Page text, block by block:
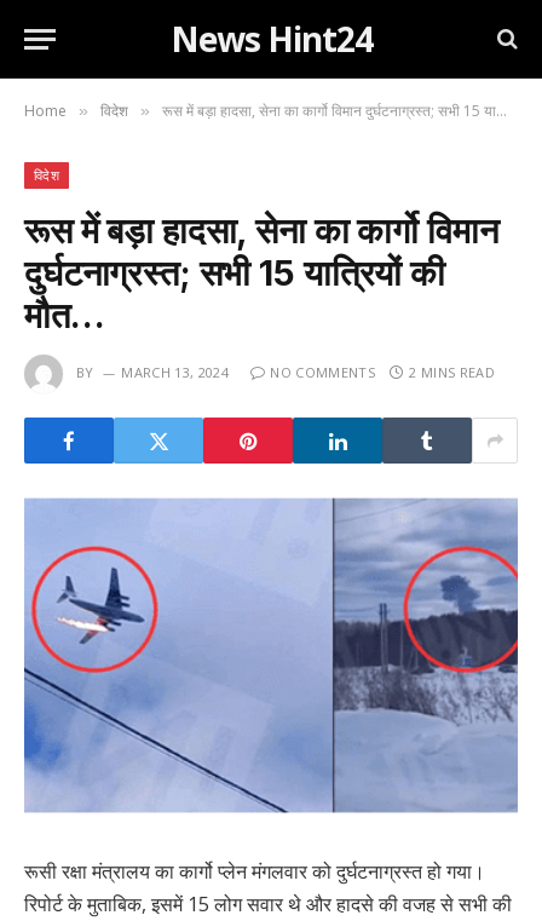
News Hint24
Home » विदेश » रूस में बड़ा हादसा, सेना का कार्गो विमान दुर्घटनाग्रस्त; सभी 15 यात्रियों की मौत…
विदेश
रूस में बड़ा हादसा, सेना का कार्गो विमान
दुर्घटनाग्रस्त; सभी 15 यात्रियों की
मौत…
BY MARCH 13, 2024 NO COMMENTS 2 MINS READ
रूसी रक्षा मंत्रालय का कार्गो प्लेन मंगलवार को दुर्घटनाग्रस्त हो गया।
रिपोर्ट के मुताबिक, इसमें 15 लोग सवार थे और हादसे की वजह से सभी की